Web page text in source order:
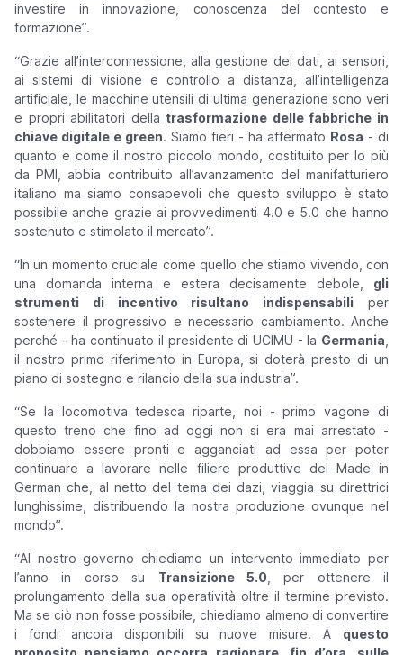
investire in innovazione, conoscenza del contesto e
formazione”.
“Grazie all’interconnessione, alla gestione dei dati, ai sensori,
ai sistemi di visione e controllo a distanza, all’intelligenza
artificiale, le macchine utensili di ultima generazione sono veri
e propri abilitatori della trasformazione delle fabbriche in
chiave digitale e green. Siamo fieri - ha affermato Rosa - di
quanto e come il nostro piccolo mondo, costituito per lo più
da PMI, abbia contribuito all’avanzamento del manifatturiero
italiano ma siamo consapevoli che questo sviluppo è stato
possibile anche grazie ai provvedimenti 4.0 e 5.0 che hanno
sostenuto e stimolato il mercato”.
“In un momento cruciale come quello che stiamo vivendo, con
una domanda interna e estera decisamente debole, gli
strumenti di incentivo risultano indispensabili per
sostenere il progressivo e necessario cambiamento. Anche
perché - ha continuato il presidente di UCIMU - la Germania
il nostro primo riferimento in Europa, si doterà presto di un
piano di sostegno e rilancio della sua industria”.
“Se la locomotiva tedesca riparte, noi - primo vagone di
questo treno che fino ad oggi non si era mai arrestato -
dobbiamo essere pronti e agganciati ad essa per poter
continuare a lavorare nelle filiere produttive del Made in
German che, al netto del tema dei dazi, viaggia su direttrici
lunghissime, distribuendo la nostra produzione ovunque nel
mondo”.
“Al nostro governo chiediamo un intervento immediato per
l’anno in corso su Transizione 5.0, per ottenere il
prolungamento della sua operatività oltre il termine previsto.
Ma se ciò non fosse possibile, chiediamo almeno di convertire
i fondi ancora disponibili su nuove misure. A questo